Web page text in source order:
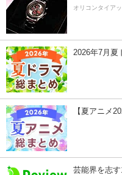
オリコンタイア
2026年7月夏
【夏アニメ
芸能界を志